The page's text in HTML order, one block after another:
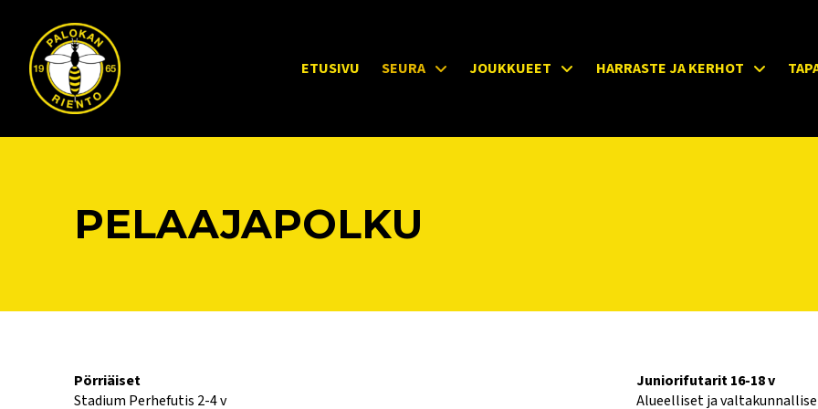
ETUSIVU SEURA JOUKKUEET HARRASTE JA KERHOT
PELAAJAPOLKU
Pörriäiset
Stadium Perhefutis 2-4 v
Juniorifutarit 16-18 v
Alueelliset ja